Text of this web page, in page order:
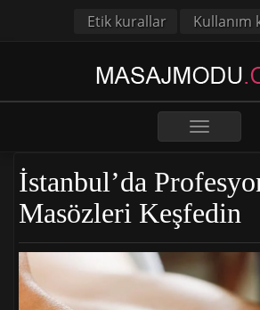
Etik kurallar Kullanım
Toggle
İstanbul’da
Masözleri Keşfedin